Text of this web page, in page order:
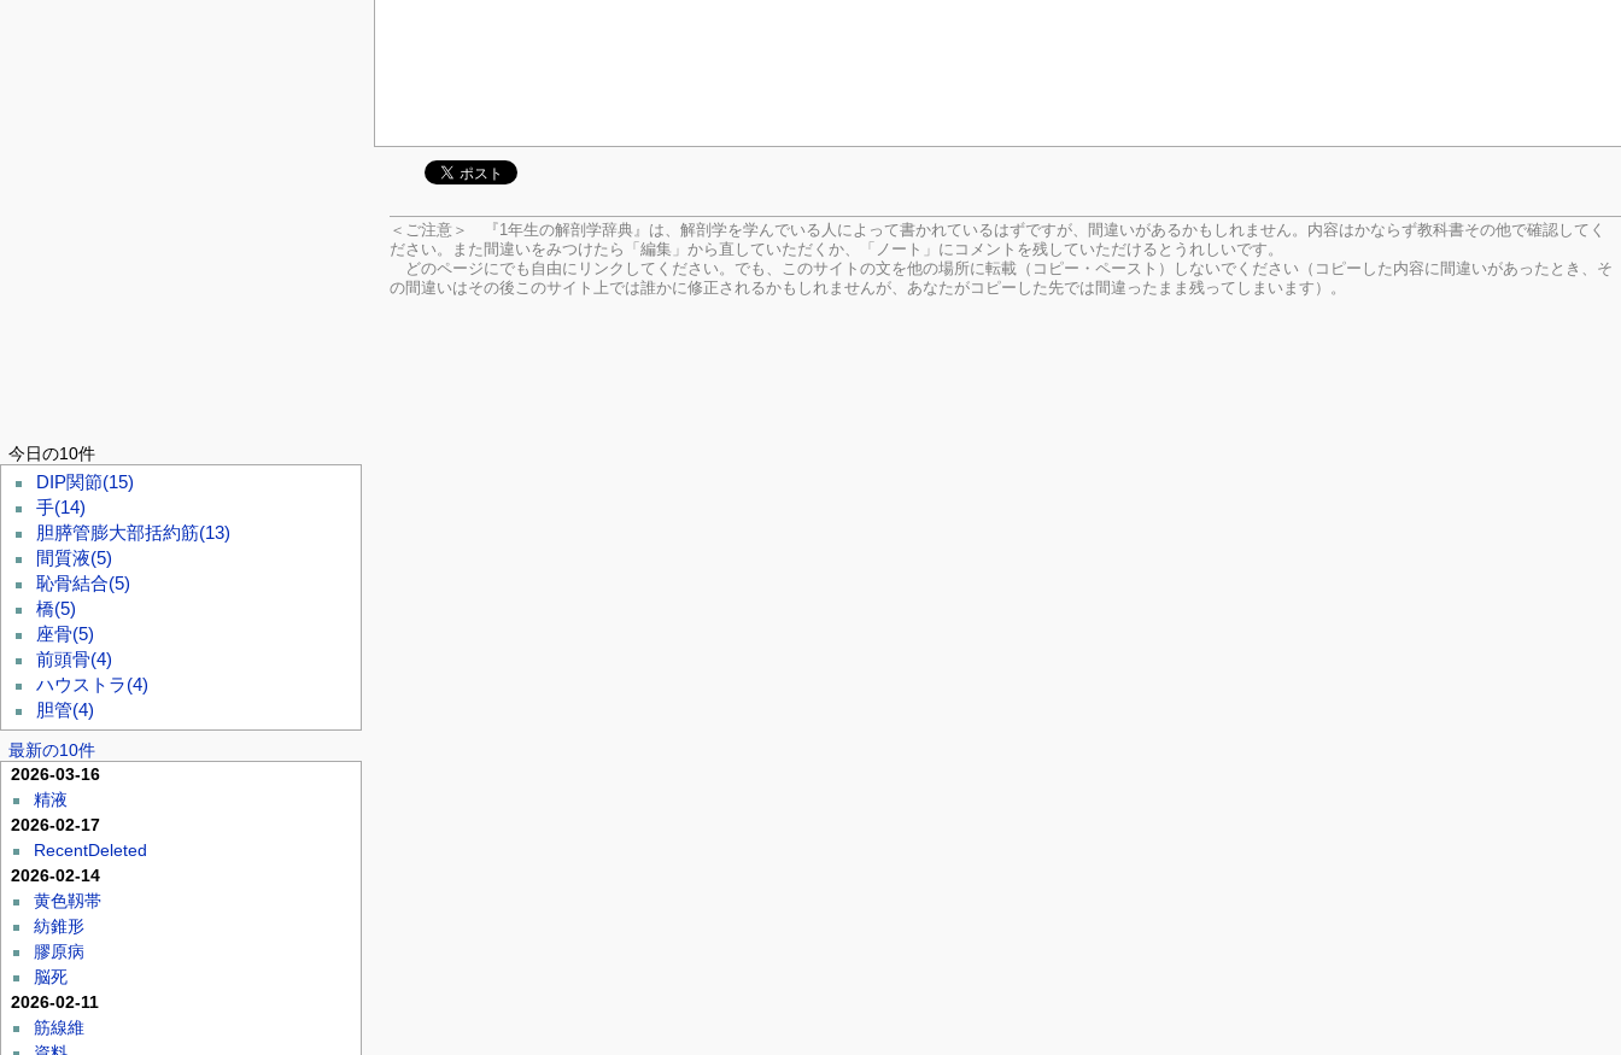
＜ご注意＞ 『1年生の解剖学辞典』は、解剖学を学んでいる人によって書かれているはずですが、間違いがあるかもしれません。内容はかならず教科書その他で確認してく
ださい。
また間違いをみつけたら「編集」から直していただくか、「ノート」にコメントを残していただけるとうれしいです。
どのページにでも自由にリンクしてください。でも、このサイトの文を他の場所に転載（コピー・ペースト）しないでください（コピーした内容に間違いがあったとき、そ
の間違いはその後このサイト上では誰かに修正されるかもしれませんが、あなたがコピーした先では間違ったまま残ってしまいます）。
今日の10件
DIP関節(15)
手(14)
胆膵管膨大部括約筋(13)
間質液(5)
恥骨結合(5)
橋(5)
座骨(5)
前頭骨(4)
ハウストラ(4)
胆管(4)
最新の10件
2026-03-16
精液
2026-02-17
RecentDeleted
2026-02-14
黄色靱帯
紡錐形
膠原病
脳死
2026-02-11
筋線維